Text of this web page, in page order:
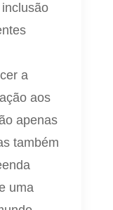
a
aos
apenas
também
uma